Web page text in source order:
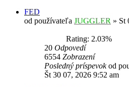
FED
od používateľa JUGGLER » St
Rating: 2.03%
20 Odpovedí
6554 Zobrazení
Posledný príspevokod
Št 30 07, 2026 9:52 am